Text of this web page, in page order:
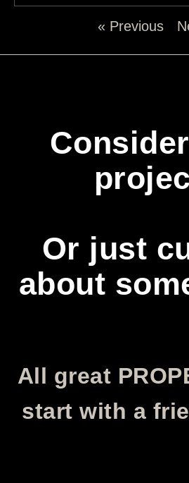
« Previous
Or just
about
All great
start with a